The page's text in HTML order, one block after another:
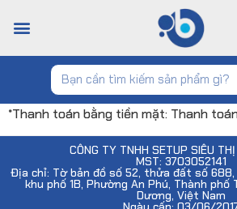
*Thanh toán bằng tiền mặt: Thanh
CÔNG TY TNHH SETUP SIÊU
MST: 3703052141
Địa chỉ: Tờ bản đồ số 52, thửa đất số
khu phố 1B, Phường An Phú, Thành phố
Dương, Việt Nam